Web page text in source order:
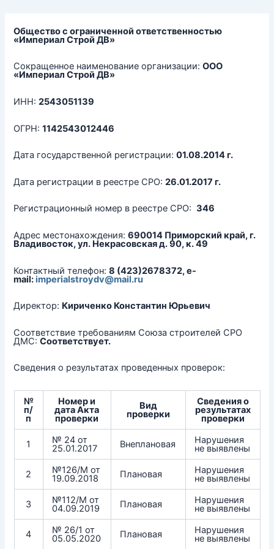
Общество с ограниченной ответственностью
«Империал Строй ДВ»
Сокращенное наименование организации:ООО
«Империал Строй ДВ»
ИНН:2543051139
ОГРН:1142543012446
Дата государственной регистрации:01.08.2014 г.
Дата регистрации в реестре СРО:26.01.2017 г.
Регистрационный номер в реестре СРО:346
Адрес местонахождения:690014 Приморский край, г.
Владивосток, ул. Некрасовская д. 90, к. 49
Контактный телефон:8 (423)2678372, e-
mail:imperialstroydv@mail.ru
Директор: Кириченко Константин Юрьевич
Соответствие требованиям Союза строителей СРО
ДМС:Соответствует.
Сведения о результатах проведенных проверок:
№
п/
п
Номер и
датаАкта
проверки
Вид
проверки
Сведения о
результатах
проверки
1 № 24 от
25.01.2017 Внеплановая Нарушения
не выявлены
2 №126/М от
19.09.2018 Плановая Нарушения
не выявлены
3 №112/М от
04.09.2019 Плановая Нарушения
не выявлены
4 № 26/1 от
05.05.2020 Плановая Нарушения
не выявлены